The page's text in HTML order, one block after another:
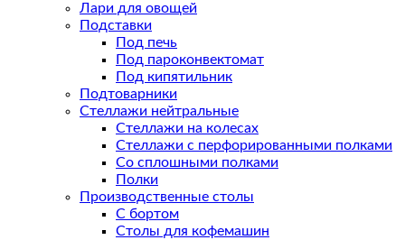
Лари для овощей
Подставки
Под печь
Под пароконвектомат
Под кипятильник
Подтоварники
Стеллажи нейтральные
Стеллажи на колесах
Стеллажи с перфорированными полками
Со сплошными полками
Полки
Производственные столы
С бортом
Столы для кофемашин